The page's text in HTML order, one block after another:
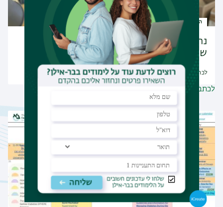
הפקולטה בתקשורת
נחשפו סודות השלד של תינוק ניאנדרטלי
שהתגלה בגליל העליון
לכתבות נוספות
לכתבות נוספות